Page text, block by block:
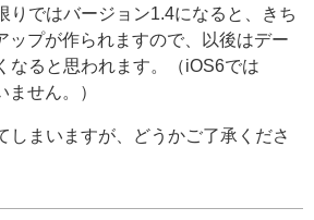
りではバージョン1.4になると、きち
ップが作られますので、以後はデー
なると思われます。（iOS6では
せん。）
しまいますが、どうかご了承くださ